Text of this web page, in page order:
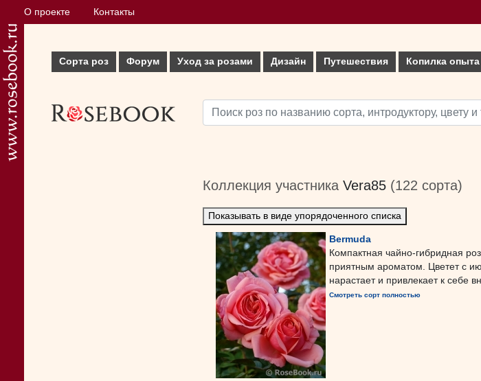
О проекте Контакты
Сорта роз Форум Уход за розами Дизайн Путешествия Копилка опыта
Коллекция участника Vera85 (122 сорта)
Показывать в виде упорядоченного списка
Bermuda
Компактная чайно-гибридная
приятным ароматом. Цветет с
нарастает и привлекает к себе
Смотреть сорт полностью